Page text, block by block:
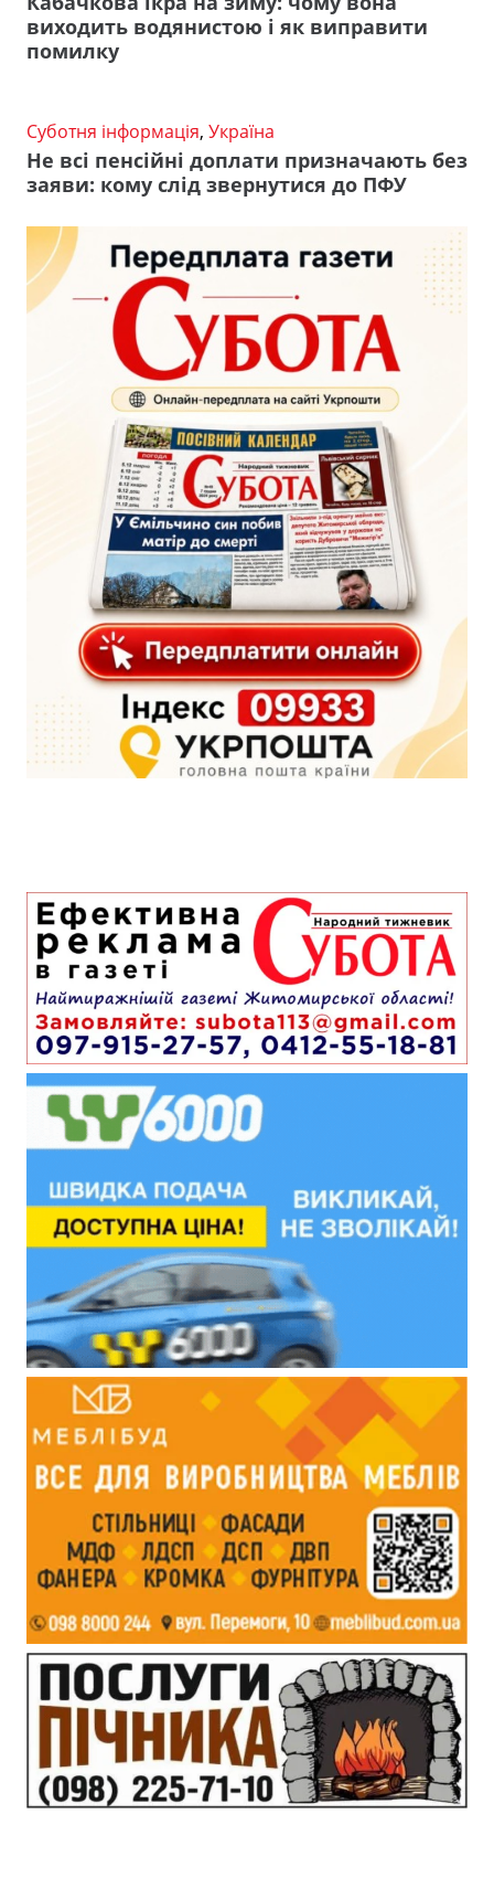
виходить водянистою і як виправити
помилку
Суботня інформація, Україна
Не всі пенсійні доплати призначають без
заяви: кому слід звернутися до ПФУ